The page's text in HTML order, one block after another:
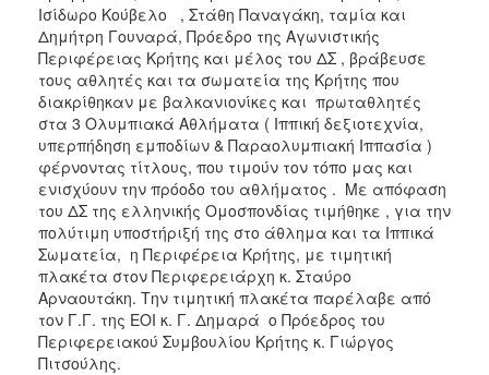
Ισίδωρο Κούβελο , Στάθη Παναγάκη, ταμία και
Δημήτρη Γουναρά, Πρόεδρο της Αγωνιστικής
Περιφέρειας Κρήτης και μέλος του ΔΣ , βράβευσε
τους αθλητές και τα σωματεία της Κρήτης που
διακρίθηκαν με βαλκανιονίκες και πρωταθλητές
στα 3 Ολυμπιακά Αθλήματα ( Ιππική δεξιοτεχνία,
υπερπήδηση εμποδίων & Παραολυμπιακή Ιππασία )
φέρνοντας τίτλους, που τιμούν τον τόπο μας και
ενισχύουν την πρόοδο του αθλήματος . Με απόφαση
του ΔΣ της ελληνικής Ομοσπονδίας τιμήθηκε , για την
πολύτιμη υποστήριξή της στο άθλημα και τα Ιππικά
Σωματεία, η Περιφέρεια Κρήτης, με τιμητική
πλακέτα στον Περιφερειάρχη κ. Σταύρο
Αρναουτάκη. Την τιμητική πλακέτα παρέλαβε από
τον Γ.Γ. της ΕΟΙ κ. Γ. Δημαρά ο Πρόεδρος του
Περιφερειακού Συμβουλίου Κρήτης κ. Γιώργος
Πιτσούλης.